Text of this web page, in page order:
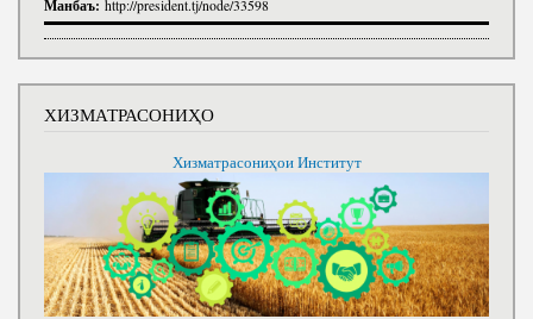
Манбаъ: http://president.tj/node/33598
ХИЗМАТРАСОНИҲО
Хизматрасониҳои Институт